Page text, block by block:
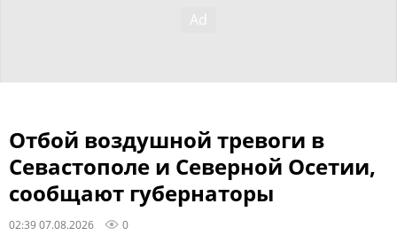
Отбой воздушной тревоги в
Севастополе и Северной Осетии,
сообщают губернаторы
02:39 07.08.2026 0